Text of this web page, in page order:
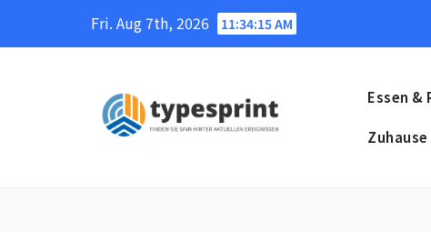
Fri. Aug 7th, 2026 11:34:16 AM
Essen &
Zuhause